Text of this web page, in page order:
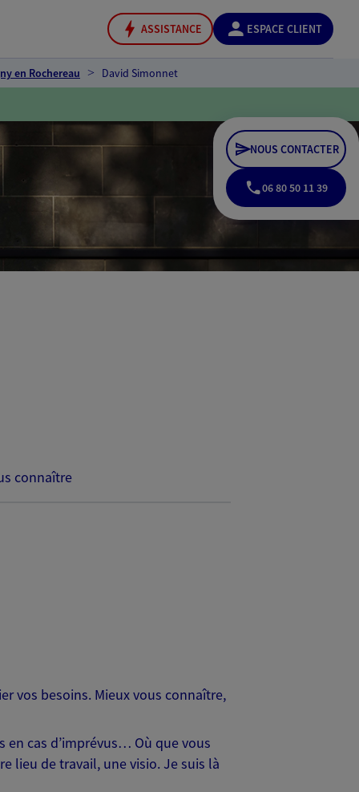
ASSISTANCE ESPACE CLIENT
en Rochereau David Simonnet
NOUS CONTACTER
06 80 50 11 39
connaître
vos besoins. Mieux vous connaître,
en cas d’imprévus… Où que vous
lieu de travail, une visio. Je suis là